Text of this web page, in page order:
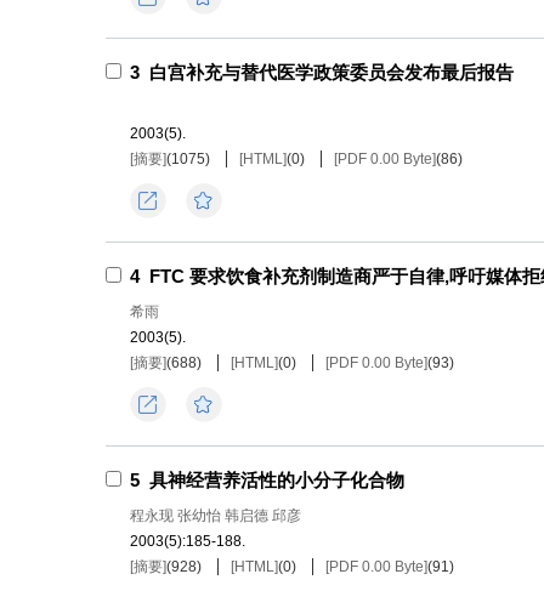
3 白宫补充与替代医学政策委员会发布最后报告
2003(5).
[摘要](1075) [HTML](0) [PDF 0.00 Byte](86)
4 FTC 要求饮食补充剂制造商严于自律,呼吁媒体
希雨
2003(5).
[摘要](688) [HTML](0) [PDF 0.00 Byte](93)
5 具神经营养活性的小分子化合物
程永现 张幼怡 韩启德 邱彦
2003(5):185-188.
[摘要](928) [HTML](0) [PDF 0.00 Byte](91)